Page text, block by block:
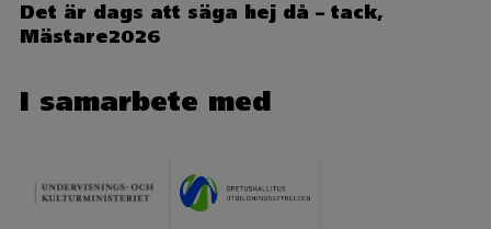
Det är dags att säga hej då – tack,
Mästare2026
I samarbete med